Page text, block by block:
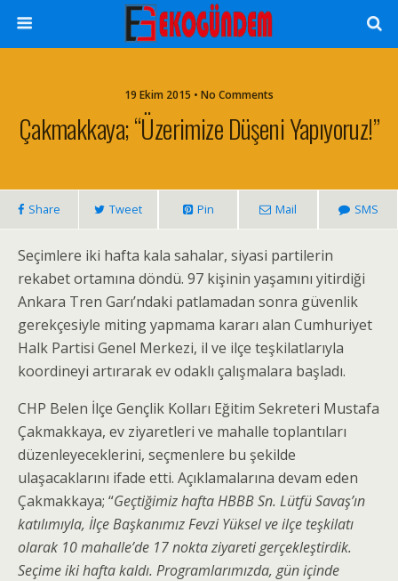
19 Ekim 2015 • No Comments
Çakmakkaya; “Üzerimize Düşeni Yapıyoruz!”
Share Tweet Pin Mail SMS
Seçimlere iki hafta kala sahalar, siyasi partilerin
rekabet ortamına döndü. 97 kişinin yaşamını yitirdiği
Ankara Tren Garı’ndaki patlamadan sonra güvenlik
gerekçesiyle miting yapmama kararı alan Cumhuriyet
Halk Partisi Genel Merkezi, il ve ilçe teşkilatlarıyla
koordineyi artırarak ev odaklı çalışmalara başladı.
CHP Belen İlçe Gençlik Kolları Eğitim Sekreteri Mustafa
Çakmakkaya, ev ziyaretleri ve mahalle toplantıları
düzenleyeceklerini, seçmenlere bu şekilde
ulaşacaklarını ifade etti. Açıklamalarına devam eden
Çakmakkaya; “Geçtiğimiz hafta HBBB Sn. Lütfü Savaş’ın
katılımıyla, İlçe Başkanımız Fevzi Yüksel ve ilçe teşkilatı
olarak 10 mahalle’de 17 nokta ziyareti gerçekleştirdik.
Seçime iki hafta kaldı. Programlarımızda, gün içinde